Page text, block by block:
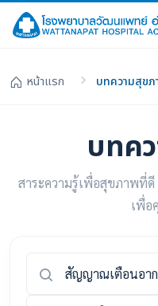
หน้าแรก บทความสุข
บทค
สาระความรู้เพื่อสุขภาพที่
เพื่อ